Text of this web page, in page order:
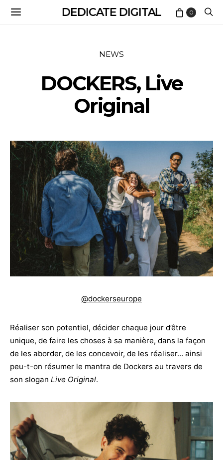
DEDICATE DIGITAL 0
NEWS
DOCKERS, Live
Original
@dockerseurope
Réaliser son potentiel, décider chaque jour d’être
unique, de faire les choses à sa manière, dans la façon
de les aborder, de les concevoir, de les réaliser… ainsi
peu-t-on résumer le mantra de Dockers au travers de
son slogan Live Original.